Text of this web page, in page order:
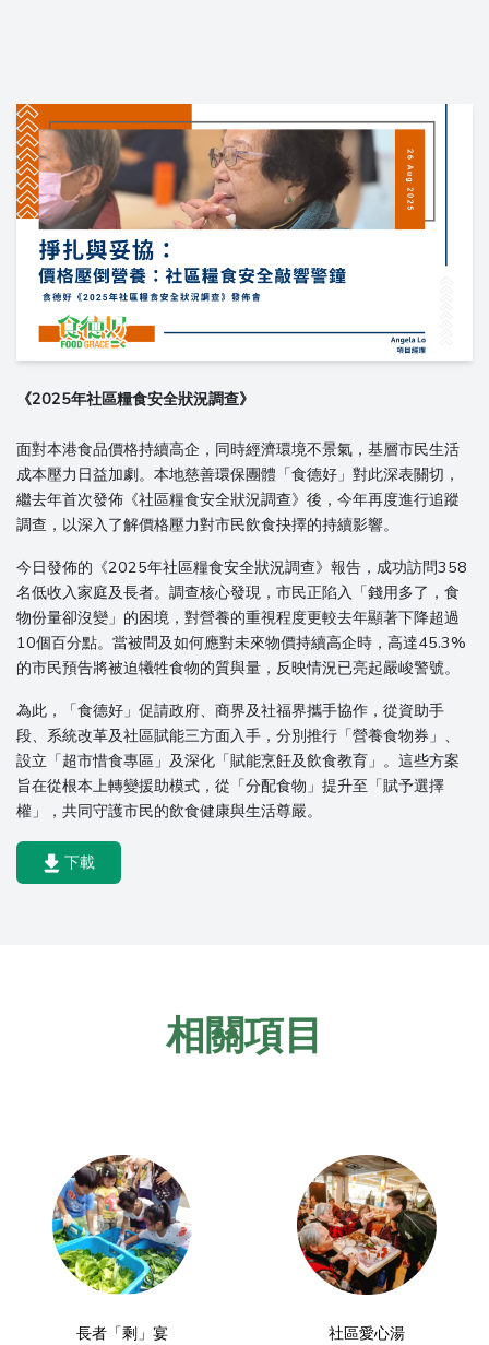
《2025年社區糧食安全狀況調查》
面對本港食品價格持續高企，同時經濟環境不景氣，基層市民生活
成本壓力日益加劇。本地慈善環保團體「食德好」對此深表關切，
繼去年首次發佈《社區糧食安全狀況調查》後，今年再度進行追蹤
調查，以深入了解價格壓力對市民飲食抉擇的持續影響。
今日發佈的《2025年社區糧食安全狀況調查》報告，成功訪問358
名低收入家庭及長者。調查核心發現，市民正陷入「錢用多了，食
物份量卻沒變」的困境，對營養的重視程度更較去年顯著下降超過
10個百分點。當被問及如何應對未來物價持續高企時，高達45.3%
的市民預告將被迫犧牲食物的質與量，反映情況已亮起嚴峻警號。
為此，「食德好」促請政府、商界及社福界攜手協作，從資助手
段、系統改革及社區賦能三方面入手，分別推行「營養食物券」、
設立「超市惜食專區」及深化「賦能烹飪及飲食教育」。這些方案
旨在從根本上轉變援助模式，從「分配食物」提升至「賦予選擇
權」，共同守護市民的飲食健康與生活尊嚴。
下載
相關項目
長者「剩」宴 社區愛心湯